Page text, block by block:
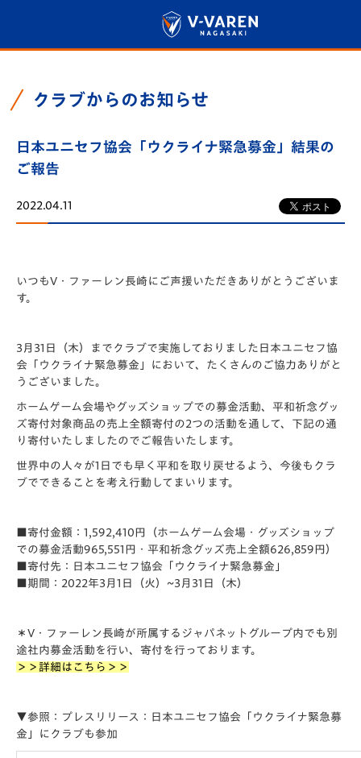
クラブからのお知らせ
日本ユニセフ協会「ウクライナ緊急募金」結果の
ご報告
2022.04.11
いつもV・ファーレン長崎にご声援いただきありがとうございま
す。
3月31日（木）までクラブで実施しておりました日本ユニセフ協
会「ウクライナ緊急募金」において、たくさんのご協力ありがと
うございました。
ホームゲーム会場やグッズショップでの募金活動、平和祈念グッ
ズ寄付対象商品の売上全額寄付の2つの活動を通して、下記の通
り寄付いたしましたのでご報告いたします。
世界中の人々が1日でも早く平和を取り戻せるよう、今後もクラ
ブでできることを考え行動してまいります。
■寄付金額：1,592,410円（ホームゲーム会場・グッズショップ
での募金活動965,551円・平和祈念グッズ売上全額626,859円）
■寄付先：日本ユニセフ協会「ウクライナ緊急募金」
■期間：2022年3月1日（火）~3月31日（木）
＊V・ファーレン長崎が所属するジャパネットグループ内でも別
途社内募金活動を行い、寄付を行っております。
＞＞詳細はこちら＞＞
▼参照：プレスリリース：日本ユニセフ協会「ウクライナ緊急募
金」にクラブも参加